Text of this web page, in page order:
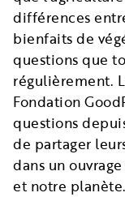
différences
bienfaits de
questions que
régulièrement.
Fondation
questions
de partager
dans un
et notre planète.